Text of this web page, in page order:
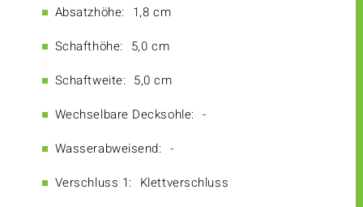
Absatzhöhe: 1,8 cm
Schafthöhe: 5,0 cm
Schaftweite: 5,0 cm
Wechselbare Decksohle: -
Wasserabweisend: -
Verschluss 1: Klettverschluss